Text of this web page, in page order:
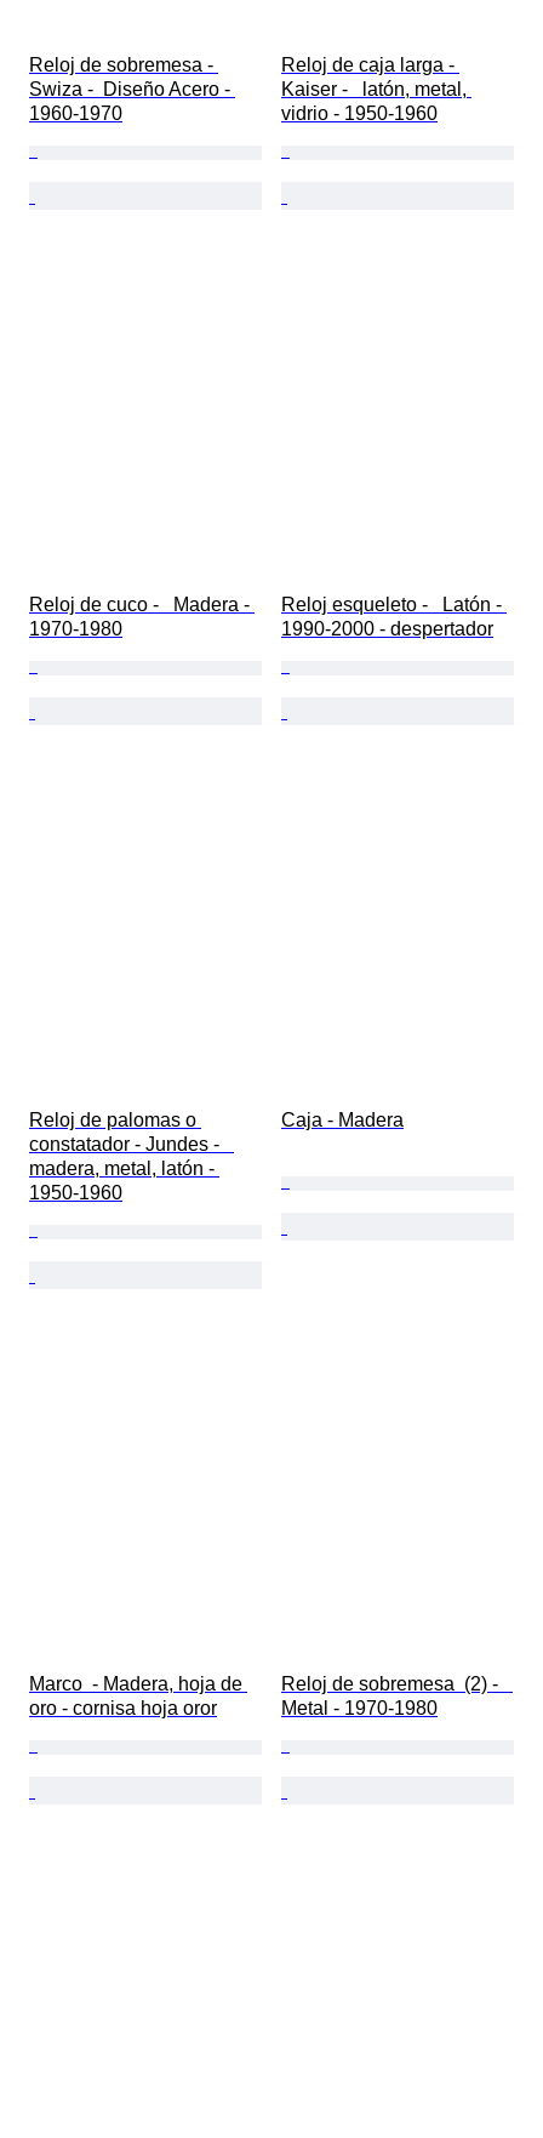
Reloj de sobremesa -
Swiza -  Diseño Acero -
1960-1970
Reloj de caja larga -
Kaiser -   latón, metal,
vidrio - 1950-1960
Reloj de cuco -   Madera -
1970-1980
Reloj esqueleto -   Latón -
1990-2000 - despertador
Reloj de palomas o
constatador - Jundes -
madera, metal, latón -
1950-1960
Caja - Madera
Marco  - Madera, hoja de
oro - cornisa hoja oror
Reloj de sobremesa  (2) -
Metal - 1970-1980